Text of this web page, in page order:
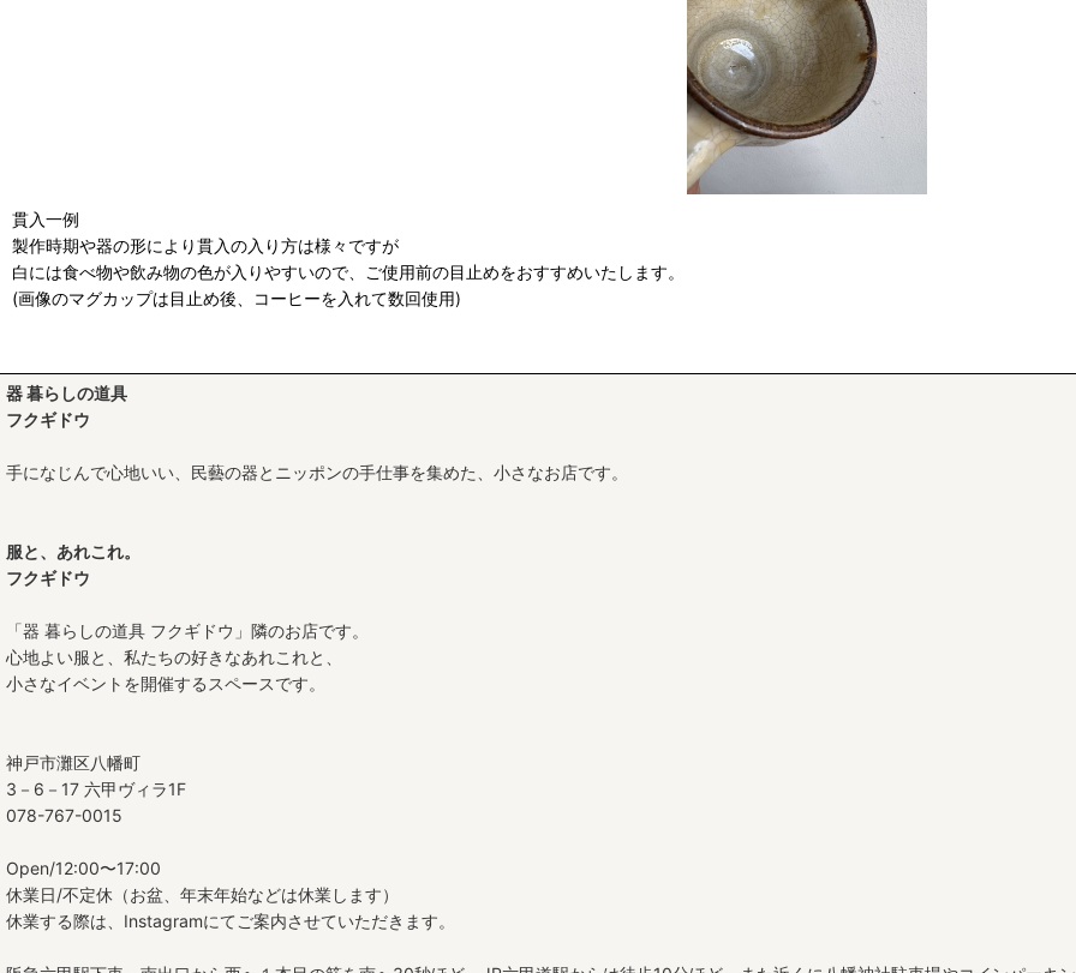
貫入一例
製作時期や器の形により貫入の入り方は様々ですが
白には食べ物や飲み物の色が入りやすいので、ご使用前の目止めをおすすめいたします。
(画像のマグカップは目止め後、コーヒーを入れて数回使用)
器 暮らしの道具
フクギドウ
手になじんで心地いい、民藝の器とニッポンの手仕事を集めた、小さなお店です。
服と、あれこれ。
フクギドウ
「器 暮らしの道具 フクギドウ」隣のお店です。
心地よい服と、私たちの好きなあれこれと、
小さなイベントを開催するスペースです。
神戸市灘区八幡町
3－6－17 六甲ヴィラ1F
078-767-0015
Open/12:00〜17:00
休業日/不定休（お盆、年末年始などは休業します）
休業する際は、Instagramにてご案内させていただきます。